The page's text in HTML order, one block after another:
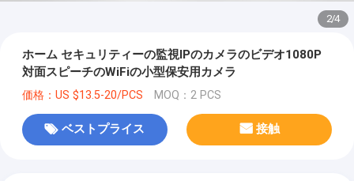
2/4
ホーム セキュリティーの監視IPのカメラのビデオ1080P
対面スピーチのWiFiの小型保安用カメラ
価格：US $13.5-20/PCS MOQ：2 PCS
ベストプライス 接触